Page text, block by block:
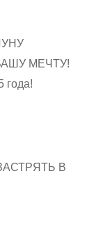
МЕЧТУ!
года!
В